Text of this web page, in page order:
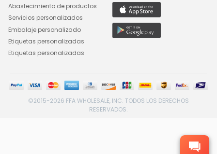
Abastecimiento de productos
Servicios personalizados
Embalaje personalizado
Etiquetas personalizadas
Etiquetas personalizadas
©2015-2026 FFA WHOLESALE, INC. TODOS LOS DERECHOS
RESERVADOS.